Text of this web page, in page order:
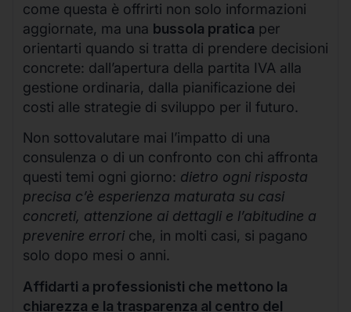
come questa è offrirti non solo informazioni
aggiornate, ma una bussola pratica per
orientarti quando si tratta di prendere decisioni
concrete: dall’apertura della partita IVA alla
gestione ordinaria, dalla pianificazione dei
costi alle strategie di sviluppo per il futuro.
Non sottovalutare mai l’impatto di una
consulenza o di un confronto con chi affronta
questi temi ogni giorno: dietro ogni risposta
precisa c’è esperienza maturata su casi
concreti, attenzione ai dettagli e l’abitudine a
prevenire errori che, in molti casi, si pagano
solo dopo mesi o anni.
Affidarti a professionisti che mettono la
chiarezza e la trasparenza al centro del